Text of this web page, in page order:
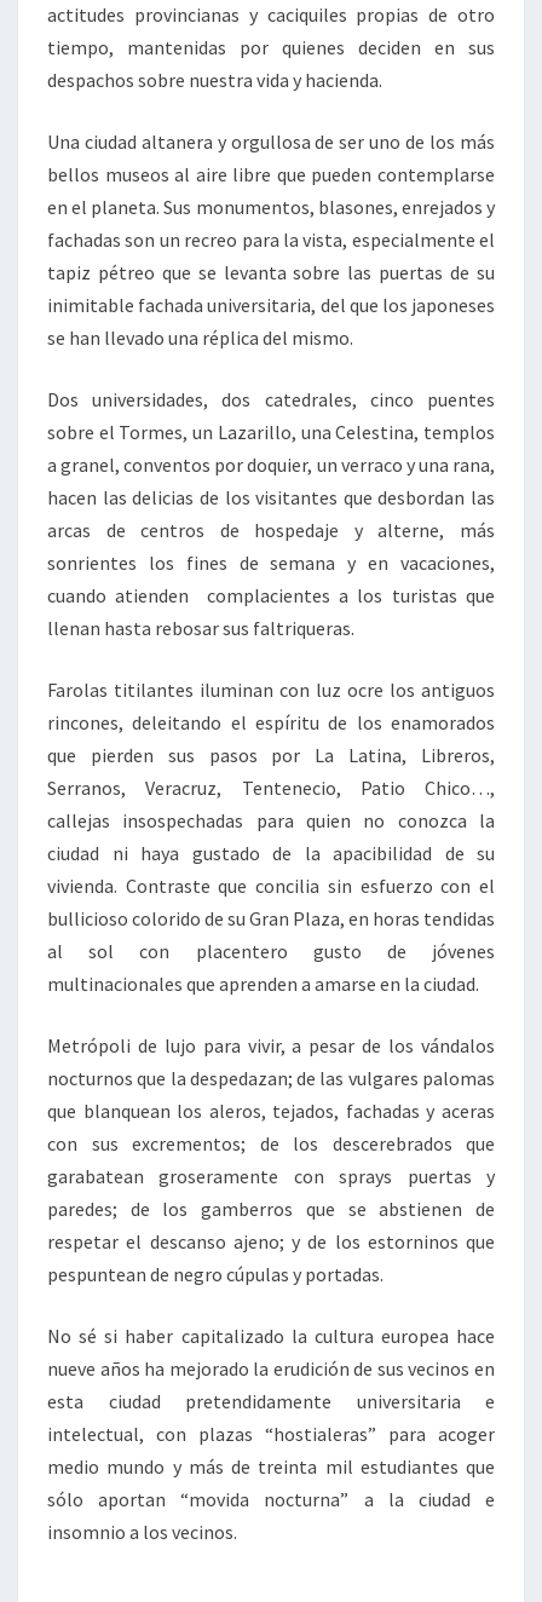
actitudes provincianas y caciquiles propias de otro
tiempo, mantenidas por quienes deciden en sus
despachos sobre nuestra vida y hacienda.
Una ciudad altanera y orgullosa de ser uno de los más
bellos museos al aire libre que pueden contemplarse
en el planeta. Sus monumentos, blasones, enrejados y
fachadas son un recreo para la vista, especialmente el
tapiz pétreo que se levanta sobre las puertas de su
inimitable fachada universitaria, del que los japoneses
se han llevado una réplica del mismo.
Dos universidades, dos catedrales, cinco puentes
sobre el Tormes, un Lazarillo, una Celestina, templos
a granel, conventos por doquier, un verraco y una rana,
hacen las delicias de los visitantes que desbordan las
arcas de centros de hospedaje y alterne, más
sonrientes los fines de semana y en vacaciones,
cuando atienden complacientes a los turistas que
llenan hasta rebosar sus faltriqueras.
Farolas titilantes iluminan con luz ocre los antiguos
rincones, deleitando el espíritu de los enamorados
que pierden sus pasos por La Latina, Libreros,
Serranos, Veracruz, Tentenecio, Patio Chico…,
callejas insospechadas para quien no conozca la
ciudad ni haya gustado de la apacibilidad de su
vivienda. Contraste que concilia sin esfuerzo con el
bullicioso colorido de su Gran Plaza, en horas tendidas
al sol con placentero gusto de jóvenes
multinacionales que aprenden a amarse en la ciudad.
Metrópoli de lujo para vivir, a pesar de los vándalos
nocturnos que la despedazan; de las vulgares palomas
que blanquean los aleros, tejados, fachadas y aceras
con sus excrementos; de los descerebrados que
garabatean groseramente con sprays puertas y
paredes; de los gamberros que se abstienen de
respetar el descanso ajeno; y de los estorninos que
pespuntean de negro cúpulas y portadas.
No sé si haber capitalizado la cultura europea hace
nueve años ha mejorado la erudición de sus vecinos en
esta ciudad pretendidamente universitaria e
intelectual, con plazas “hostialeras” para acoger
medio mundo y más de treinta mil estudiantes que
sólo aportan “movida nocturna” a la ciudad e
insomnio a los vecinos.